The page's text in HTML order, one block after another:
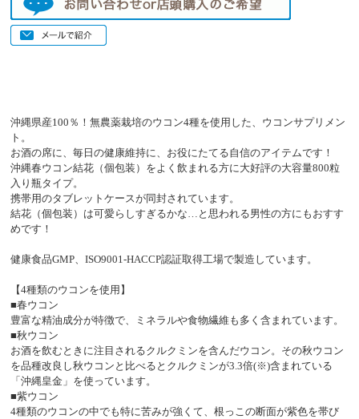
沖縄県産100％！無農薬栽培のウコン4種を使用した、ウコンサプリメン
ト。
お酒の席に、毎日の健康維持に、お役にたてる自信のアイテムです！
沖縄春ウコン結花（個包装）をよく飲まれる方に大好評の大容量800粒
入り瓶タイプ。
携帯用のタブレットケースが同封されています。
結花（個包装）は可愛らしすぎるかな…と思われる男性の方にもおすす
めです！
健康食品GMP、ISO9001-HACCP認証取得工場で製造しています。
【4種類のウコンを使用】
■春ウコン
豊富な精油成分が特徴で、ミネラルや食物繊維も多く含まれています。
■秋ウコン
お酒を飲むときに注目されるクルクミンを含んだウコン。その秋ウコン
を品種改良し秋ウコンと比べるとクルクミンが3.3倍(※)含まれている
「沖縄皇金」を使っています。
■紫ウコン
4種類のウコンの中でも特に苦みが強くて、根っこの断面が紫色を帯び